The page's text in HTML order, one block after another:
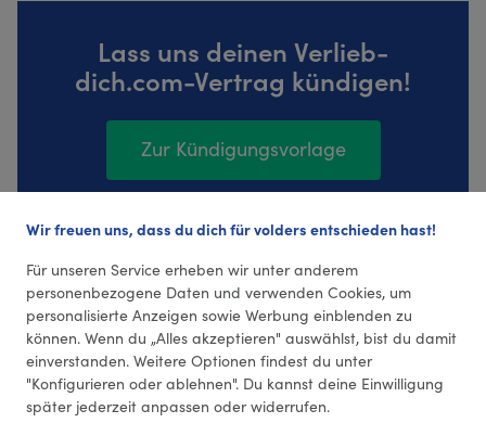
Lass uns deinen Verlieb-
dich.com-Vertrag kündigen!
Zur Kündigungsvorlage
9 Bewertungen (4,67 Durchschnitt)
Wir freuen uns, dass du dich für volders entschieden hast!
Für unseren Service erheben wir unter anderem
personenbezogene Daten und verwenden Cookies, um
personalisierte Anzeigen sowie Werbung einblenden zu
können. Wenn du „Alles akzeptieren" auswählst, bist du damit
einverstanden. Weitere Optionen findest du unter
"Konfigurieren oder ablehnen". Du kannst deine Einwilligung
später jederzeit anpassen oder widerrufen.